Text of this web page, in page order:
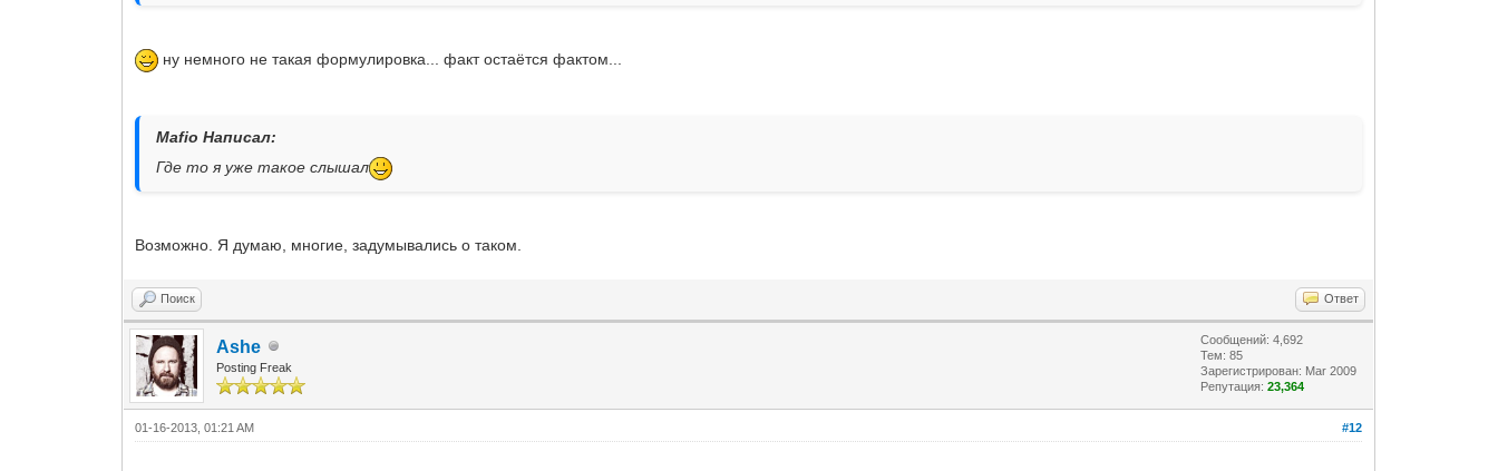
ну немного не такая формулировка... факт остаётся фактом...
Mafio Написал:
Где то я уже такое слышал
Возможно. Я думаю, многие, задумывались о таком.
Поиск Ответ
Ashe
Posting Freak
Сообщений: 4,692
Тем: 85
Зарегистрирован: Mar 2009
Репутация:23,364
#12
01-16-2013, 01:21 AM